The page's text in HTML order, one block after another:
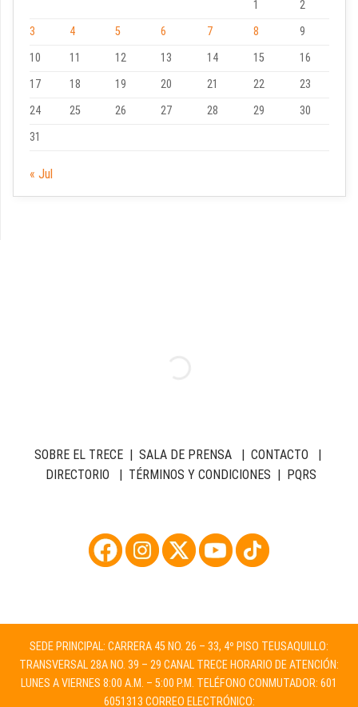
1
2
3
4 5 6 7 8
9
10
11 12 13 14 15
16
17
18 19 20 21 22
23
24
25 26 27 28 29
30
31
« Jul
SOBRE EL TRECE| SALA DE PRENSA| CONTACTO |
DIRECTORIO | TÉRMINOS Y CONDICIONES | PQRS
SEDE PRINCIPAL: CARRERA 45 NO. 26 – 33, 4º PISO TEUSAQUILLO:
TRANSVERSAL 28A NO. 39 – 29 CANAL TRECE HORARIO DE ATENCIÓN:
LUNES A VIERNES 8:00 A.M. – 5:00 P.M. TELÉFONO CONMUTADOR: 601
6051313 CORREO ELECTRÓNICO: